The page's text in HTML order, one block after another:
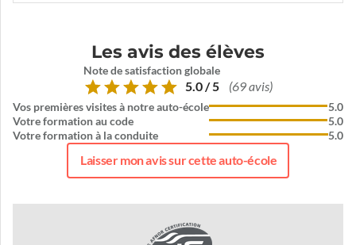
Les avis des élèves
Note de satisfaction globale
5.0 / 5 (69 avis)
Vos premières visites à notre auto-école
Votre formation au code
Votre formation à la conduite
5.0
5.0
5.0
Laisser mon avis sur cette auto-école